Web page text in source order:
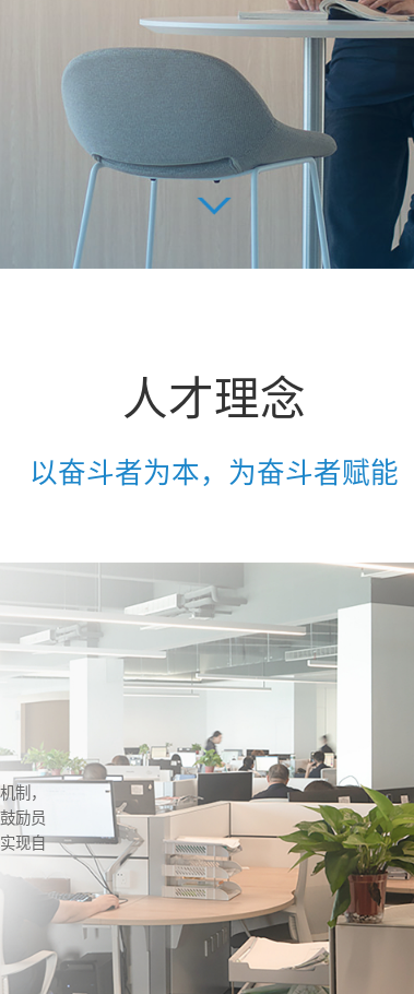
人才理念
以奋斗者为本，为奋斗者赋能
制，
励员
现自